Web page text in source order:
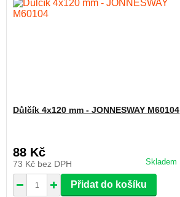
Důlčík 4x120 mm - JONNESWAY M60104
88 Kč
73 Kč bez DPH Skladem
Přidat do košíku